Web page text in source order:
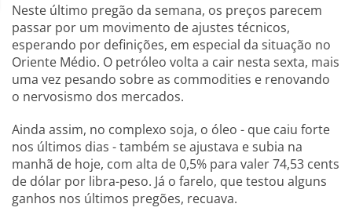
Neste último pregão da semana, os preços parecem
passar por um movimento de ajustes técnicos,
esperando por definições, em especial da situação no
Oriente Médio. O petróleo volta a cair nesta sexta, mais
uma vez pesando sobre as commodities e renovando
o nervosismo dos mercados.
Ainda assim, no complexo soja, o óleo - que caiu forte
nos últimos dias - também se ajustava e subia na
manhã de hoje, com alta de 0,5% para valer 74,53 cents
de dólar por libra-peso. Já o farelo, que testou alguns
ganhos nos últimos pregões, recuava.